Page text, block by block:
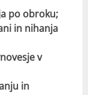
po obroku;
in nihanja
v
in